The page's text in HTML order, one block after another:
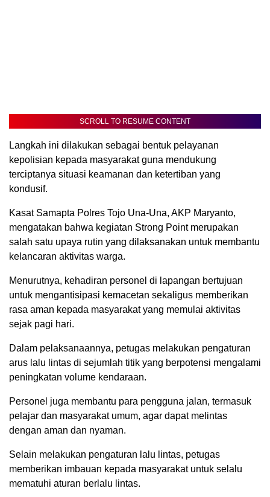
SCROLL TO RESUME CONTENT
Langkah ini dilakukan sebagai bentuk pelayanan
kepolisian kepada masyarakat guna mendukung
terciptanya situasi keamanan dan ketertiban yang
kondusif.
Kasat Samapta Polres Tojo Una-Una, AKP Maryanto,
mengatakan bahwa kegiatan Strong Point merupakan
salah satu upaya rutin yang dilaksanakan untuk membantu
kelancaran aktivitas warga.
Menurutnya, kehadiran personel di lapangan bertujuan
untuk mengantisipasi kemacetan sekaligus memberikan
rasa aman kepada masyarakat yang memulai aktivitas
sejak pagi hari.
Dalam pelaksanaannya, petugas melakukan pengaturan
arus lalu lintas di sejumlah titik yang berpotensi mengalami
peningkatan volume kendaraan.
Personel juga membantu para pengguna jalan, termasuk
pelajar dan masyarakat umum, agar dapat melintas
dengan aman dan nyaman.
Selain melakukan pengaturan lalu lintas, petugas
memberikan imbauan kepada masyarakat untuk selalu
mematuhi aturan berlalu lintas.